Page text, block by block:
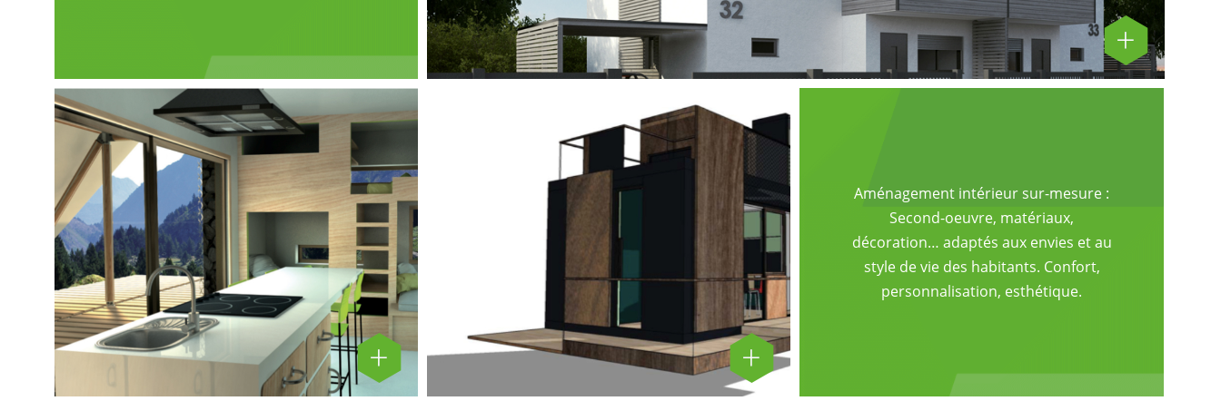
Aménagement intérieur sur-mesure :
Second-oeuvre, matériaux,
décoration… adaptés aux envies et au
style de vie des habitants. Confort,
personnalisation, esthétique.